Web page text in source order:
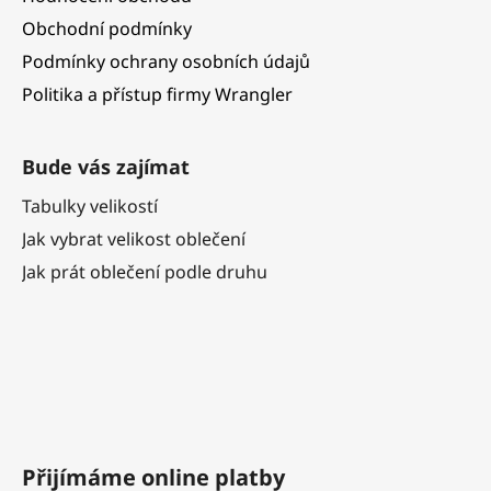
Obchodní podmínky
Podmínky ochrany osobních údajů
Politika a přístup firmy Wrangler
Bude vás zajímat
Tabulky velikostí
Jak vybrat velikost oblečení
Jak prát oblečení podle druhu
Přijímáme online platby